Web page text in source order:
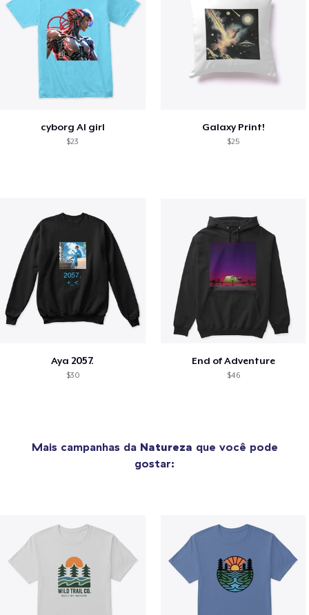
cyborg AI girl
$23
Galaxy Print!
$25
Aya 2057.
$30
End of Adventure
$46
Mais campanhas da Natureza que você pode
gostar: